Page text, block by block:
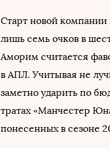
Старт новой
лишь семь очков в
Аморим считается
в АПЛ. Учитывая не
заметно ударить по
тратах «Манчестер
понесенных в сезоне